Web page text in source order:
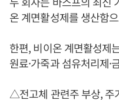
온 계면활성제를 생산함
한편, 비이온 계면활성제
원료·가죽과 섬유처리제
△전고체 관련주 부상, 주